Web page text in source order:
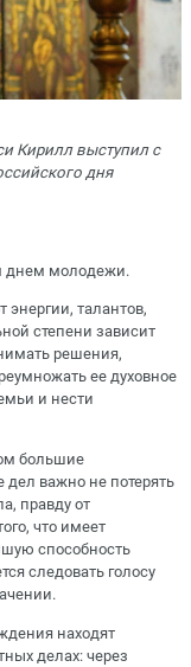
Кирилл выступил с
дня
днем молодежи.
талантов,
степени зависит
решения,
ее духовное
и нести
большие
дел важно не потерять
правду от
что имеет
способность
следовать голосу
находят
делах: через